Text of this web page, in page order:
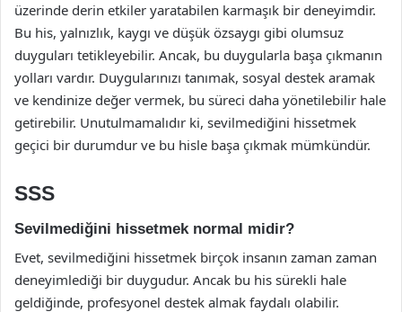
üzerinde derin etkiler yaratabilen karmaşık bir deneyimdir.
Bu his, yalnızlık, kaygı ve düşük özsaygı gibi olumsuz
duyguları tetikleyebilir. Ancak, bu duygularla başa çıkmanın
yolları vardır. Duygularınızı tanımak, sosyal destek aramak
ve kendinize değer vermek, bu süreci daha yönetilebilir hale
getirebilir. Unutulmamalıdır ki, sevilmediğini hissetmek
geçici bir durumdur ve bu hisle başa çıkmak mümkündür.
SSS
Sevilmediğini hissetmek normal midir?
Evet, sevilmediğini hissetmek birçok insanın zaman zaman
deneyimlediği bir duygudur. Ancak bu his sürekli hale
geldiğinde, profesyonel destek almak faydalı olabilir.